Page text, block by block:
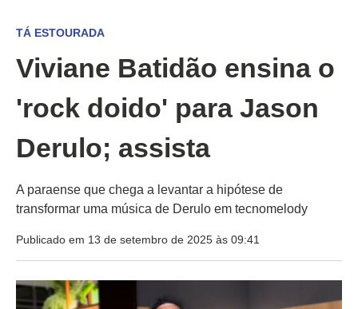
TÁ ESTOURADA
Viviane Batidão ensina o
'rock doido' para Jason
Derulo; assista
A paraense que chega a levantar a hipótese de
transformar uma música de Derulo em tecnomelody
Publicado em 13 de setembro de 2025 às 09:41